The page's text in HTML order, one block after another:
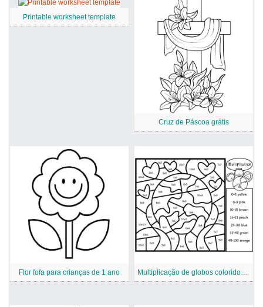
Printable worksheet template
Cruz de Páscoa grátis
Flor fofa para crianças de 1 ano Multiplicação de globos coloridos por número